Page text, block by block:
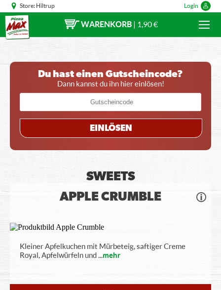
Store: Hiltrup Login
WARENKORB | 1,90 €
Du hast einen Gutscheincode?
Dann kannst du ihn hier einlösen!
EINLÖSEN
SWEETS
APPLE CRUMBLE
Kleiner Apfelkuchen mit Mürbeteig, saftiger Creme
Royal, Apfelwürfeln und...mehr